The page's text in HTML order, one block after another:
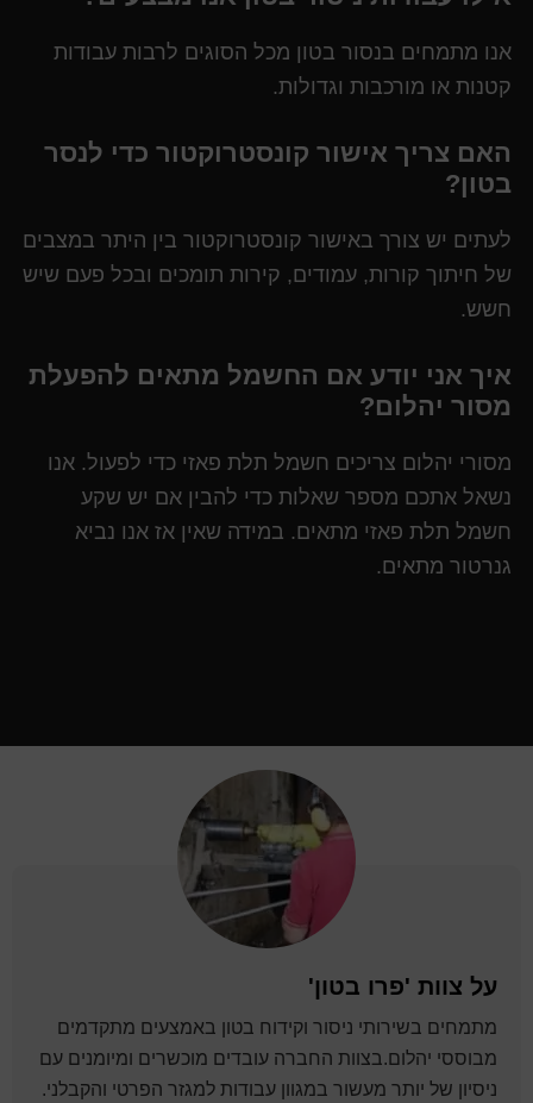
אנו מתמחים בנסור בטון מכל הסוגים לרבות עבודות
קטנות או מורכבות וגדולות.
האם צריך אישור קונסטרוקטור כדי לנסר
בטון?
לעתים יש צורך באישור קונסטרוקטור בין היתר במצבים
של חיתוך קורות, עמודים, קירות תומכים ובכל פעם שיש
חשש.
איך אני יודע אם החשמל מתאים להפעלת
מסור יהלום?
מסורי יהלום צריכים חשמל תלת פאזי כדי לפעול. אנו
נשאל אתכם מספר שאלות כדי להבין אם יש שקע
חשמל תלת פאזי מתאים. במידה שאין אז אנו נביא
גנרטור מתאים.
על צוות 'פרו בטון'
מתמחים בשירותי ניסור וקידוח בטון באמצעים מתקדמים
מבוססי יהלום.בצוות החברה עובדים מוכשרים ומיומנים עם
ניסיון של יותר מעשור במגוון עבודות למגזר הפרטי והקבלני.